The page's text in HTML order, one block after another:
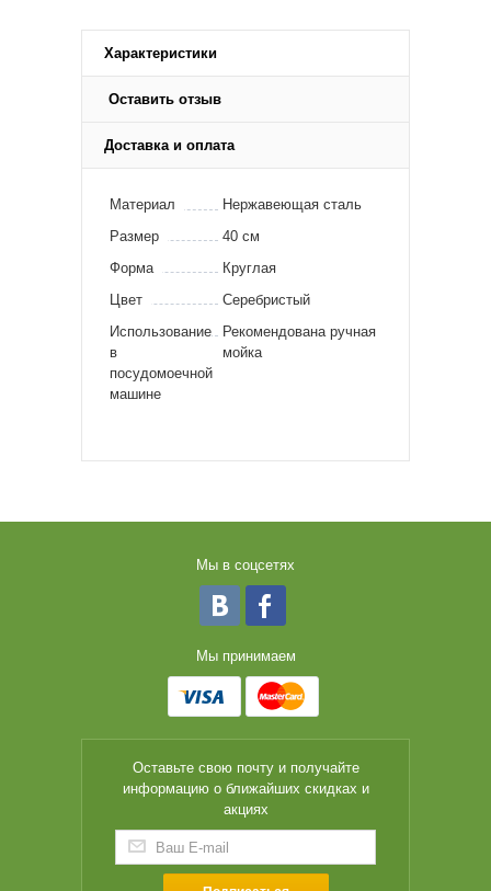
Характеристики
Оставить отзыв
Доставка и оплата
Материал
Нержавеющая сталь
Размер
40 см
Форма
Круглая
Цвет
Серебристый
Использование
в
посудомоечной
машине
Рекомендована ручная
мойка
Мы в соцсетях
Мы принимаем
Оставьте свою почту и получайте
информацию о ближайших скидках и
акциях